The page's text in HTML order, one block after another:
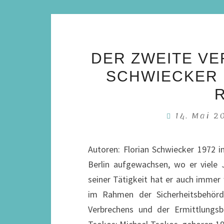
DER ZWEITE
14. Mai
Autoren: Florian Schwiecker 1972
Berlin aufgewachsen, wo er
seiner Tätigkeit hat er auch
im Rahmen der
Verbrechens und der